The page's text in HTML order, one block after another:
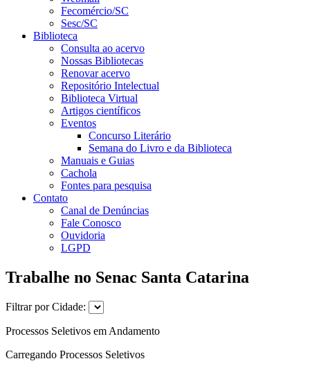
Fecomércio/SC
Sesc/SC
Biblioteca
Consulta ao acervo
Nossas Bibliotecas
Renovar acervo
Repositório Intelectual
Biblioteca Virtual
Artigos científicos
Eventos
Concurso Literário
Semana do Livro e da Biblioteca
Manuais e Guias
Cachola
Fontes para pesquisa
Contato
Canal de Denúncias
Fale Conosco
Ouvidoria
LGPD
Trabalhe no Senac Santa Catarina
Filtrar por Cidade:
Processos Seletivos em Andamento
Carregando Processos Seletivos